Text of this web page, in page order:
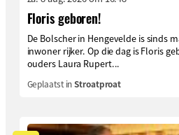
Floris geboren!
De Bolscher in Hengevelde is sinds
inwoner rijker. Op die dag is Floris
ouders Laura Rupert...
Geplaatst inStroatproat